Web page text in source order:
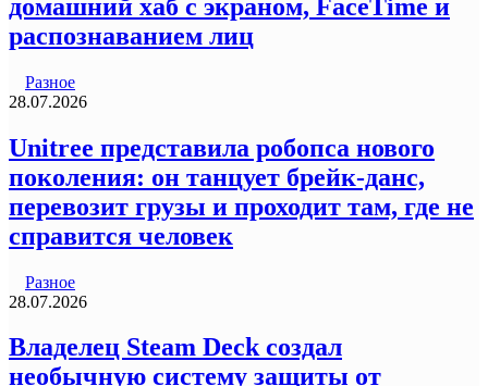
домашний хаб с экраном, FaceTime и
распознаванием лиц
Разное
28.07.2026
Unitree представила робопса нового
поколения: он танцует брейк-данс,
перевозит грузы и проходит там, где не
справится человек
Разное
28.07.2026
Владелец Steam Deck создал
необычную систему защиты от